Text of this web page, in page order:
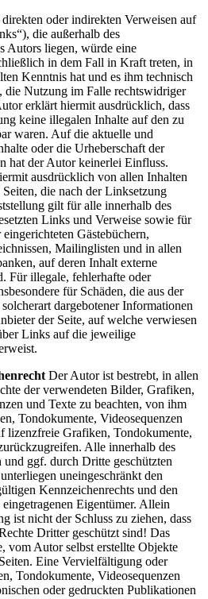
oder indirekten Verweisen auf
die außerhalb des
Autors liegen, würde eine
in dem Fall in Kraft treten, in
Kenntnis hat und es ihm technisch
die Nutzung im Falle rechtswidriger
erklärt hiermit ausdrücklich, dass
keine illegalen Inhalte auf den zu
waren. Auf die aktuelle und
oder die Urheberschaft der
hat der Autor keinerlei Einfluss.
ausdrücklich von allen Inhalten
die nach der Linksetzung
gilt für alle innerhalb des
Links und Verweise sowie für
Gästebüchern,
Mailinglisten und in allen
auf deren Inhalt externe
Für illegale, fehlerhafte oder
für Schäden, die aus der
dargebotener Informationen
der Seite, auf welche verwiesen
Links auf die jeweilige
Der Autor ist bestrebt, in allen
der verwendeten Bilder, Grafiken,
und Texte zu beachten, von ihm
Tondokumente, Videosequenzen
lizenzfreie Grafiken, Tondokumente,
Alle innerhalb des
und ggf. durch Dritte geschützten
uneingeschränkt den
Kennzeichenrechts und den
Eigentümer. Allein
ist nicht der Schluss zu ziehen, dass
Dritter geschützt sind! Das
vom Autor selbst erstellte Objekte
Eine Vervielfältigung oder
Tondokumente, Videosequenzen
oder gedruckten Publikationen